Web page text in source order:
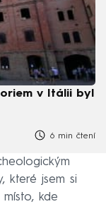
v Itálii byl
6 min čtení
které jsem si
kde